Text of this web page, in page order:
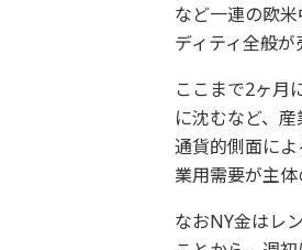
など一連の欧
ディティ全般が
ここまで2ヶ月
に沈むなど、
通貨的側面に
業用需要が主体
なおNY金はレ